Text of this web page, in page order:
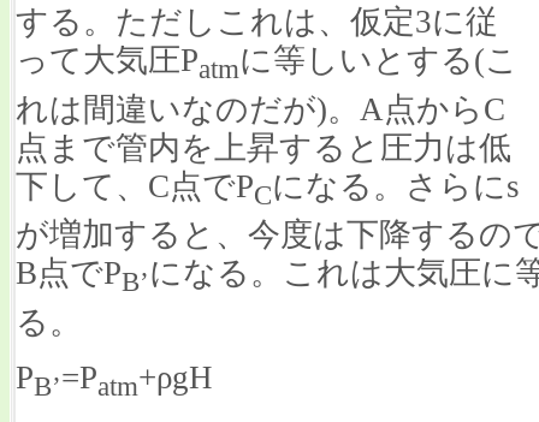
する。ただしこれは、仮定3に従
って大気圧Patmに等しいとする(こ
れは間違いなのだが)。A点からC
点まで管内を上昇すると圧力は低
下して、C点でPCになる。さらにs
が増加すると、今度は下降するの
B点でPB’になる。これは大気圧に
る。
PB’=Patm+ρgH